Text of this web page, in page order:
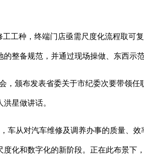
种，终端门店亟需尺度化流程取可
整备规范，并通过现场操做、东西
布发表省委关于市纪委次要带领任
星做讲话。
从对汽车维修及调养办事的质量、效
化和数字化的新阶段。正在此布景